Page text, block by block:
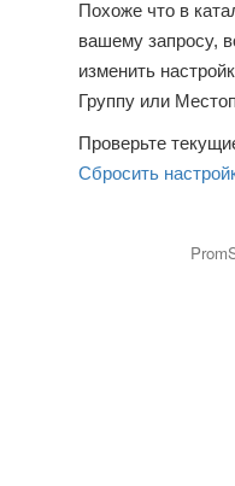
Похоже что в
вашему запросу,
изменить
Группу или
Проверьте
Сбросить